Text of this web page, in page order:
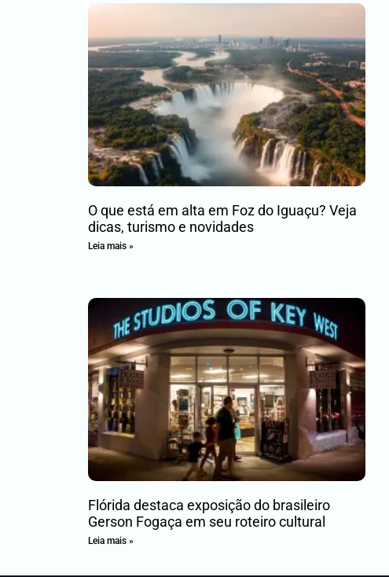
O que está em alta em Foz do Iguaçu? Veja
dicas, turismo e novidades
Leia mais »
Flórida destaca exposição do brasileiro
Gerson Fogaça em seu roteiro cultural
Leia mais »